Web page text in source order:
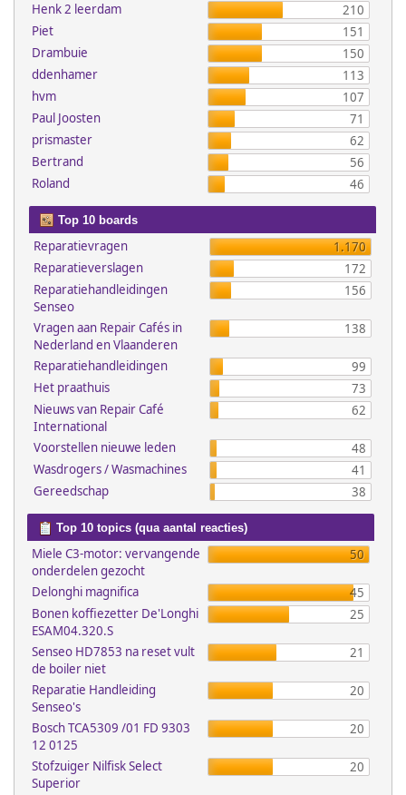
Henk 2 leerdam
210
Piet
151
Drambuie
150
ddenhamer
113
hvm
107
Paul Joosten
71
prismaster
62
Bertrand
56
Roland
46
Top 10 boards
Reparatievragen
1.170
Reparatieverslagen
172
Reparatiehandleidingen
Senseo
156
Vragen aan Repair Cafés in
Nederland en Vlaanderen
138
Reparatiehandleidingen
99
Het praathuis
73
Nieuws van Repair Café
International
62
Voorstellen nieuwe leden
48
Wasdrogers / Wasmachines
41
Gereedschap
38
Top 10 topics (qua aantal reacties)
Miele C3-motor: vervangende
onderdelen gezocht
50
Delonghi magnifica
45
Bonen koffiezetter De'Longhi
ESAM04.320.S
25
Senseo HD7853 na reset vult
de boiler niet
21
Reparatie Handleiding
Senseo's
20
Bosch TCA5309 /01 FD 9303
12 0125
20
Stofzuiger Nilfisk Select
Superior
20